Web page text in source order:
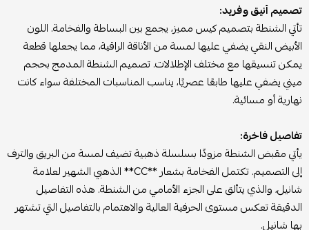
تصميم أنيق وفريد:
تأتي الشنطة بتصميم كيس مميز، يجمع بين البساطة والفخامة. اللون
الأبيض النقي يضفي عليها لمسة من الأناقة الراقية، مما يجعلها قطعة
يمكن تنسيقها مع مختلف الإطلالات. تصميم الشنطة المدمج بحجم
ميني يضفي عليها طابعًا عصريًا، يناسب المناسبات المختلفة سواء كانت
نهارية أو مسائية.
تفاصيل فاخرة:
يأتي مقبض الشنطة مزودًا بسلسلة ذهبية تضيف لمسة من البريق والترف
إلى التصميم. تكتمل الفخامة بشعار **CC** الذهبي الشهير لعلامة
شانيل، والذي يتألق على الجزء الأمامي من الشنطة. هذه التفاصيل
الدقيقة تعكس مستوى الحرفية العالية والاهتمام بالتفاصيل التي تشتهر
بها شانيل.